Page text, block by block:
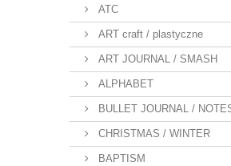
ATC
ART craft / plastyczne
ART JOURNAL / SMASH
ALPHABET
BULLET JOURNAL /
CHRISTMAS / WINTER
BAPTISM